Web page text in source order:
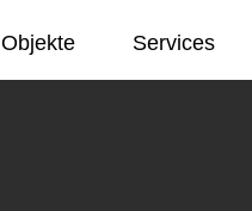
Objekte Services